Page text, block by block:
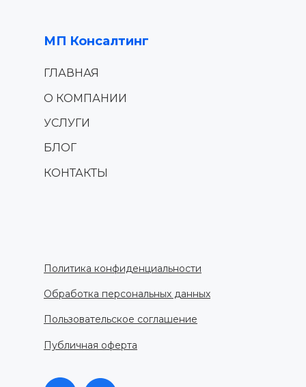
МП Консалтинг
Политика конфиденциальности
Обработка персональных данных
Пользовательское соглашение
Публичная оферта
ГЛАВНАЯ
УСЛУГИ
БЛОГ
КОНТАКТЫ
О КОМПАНИИ